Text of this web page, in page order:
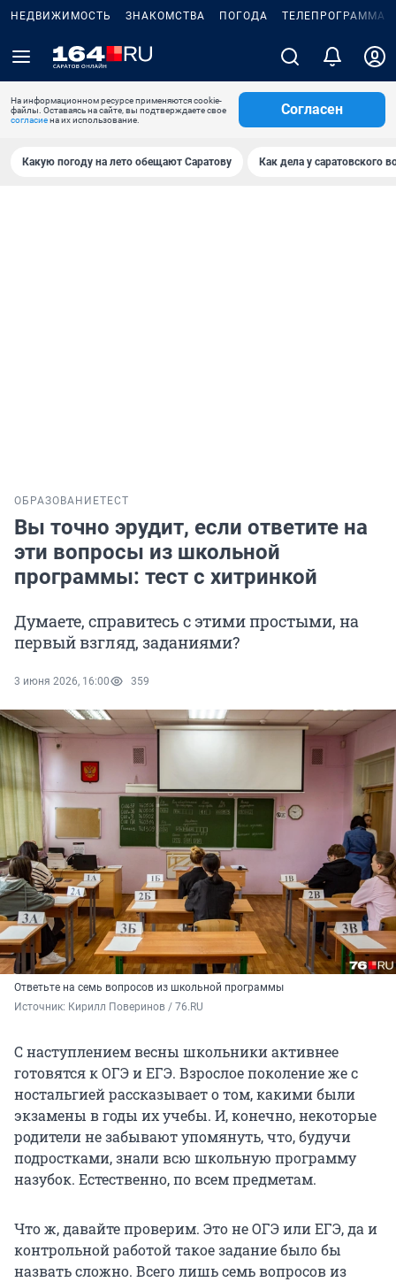
НЕДВИЖИМОСТЬ ЗНАКОМСТВА ПОГОДА ТЕЛЕПРОГРАММА
На информационном ресурсе применяются cookie-
файлы. Оставаясь на сайте, вы подтверждаете свое
согласиена их использование.
Согласен
Какую погоду на лето обещают Саратову Как дела у саратовского
ОБРАЗОВАНИЕТЕСТ
Вы точно эрудит, если ответите на
эти вопросы из школьной
программы: тест с хитринкой
Думаете, справитесь с этими простыми, на
первый взгляд, заданиями?
3 июня 2026, 16:00 359
Ответьте на семь вопросов из школьной программы
Источник: Кирилл Поверинов / 76.RU
С наступлением весны школьники активнее
готовятся к ОГЭ и ЕГЭ. Взрослое поколение же с
ностальгией рассказывает о том, какими были
экзамены в годы их учебы. И, конечно, некоторые
родители не забывают упомянуть, что, будучи
подростками, знали всю школьную программу
назубок. Естественно, по всем предметам.
Что ж, давайте проверим. Это не ОГЭ или ЕГЭ, да и
контрольной работой такое задание было бы
назвать сложно. Всего лишь семь вопросов из